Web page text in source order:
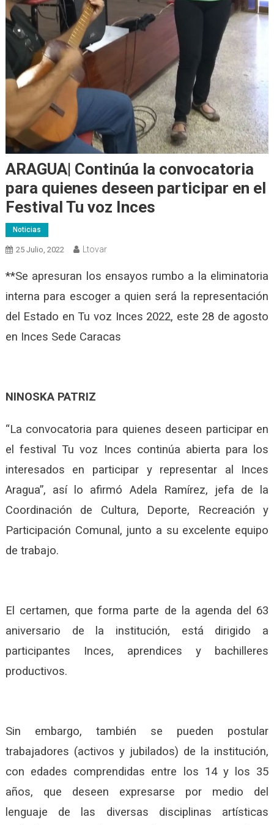
ARAGUA| Continúa la convocatoria
para quienes deseen participar en el
Festival Tu voz Inces
Noticias
25 Julio, 2022 Ltovar
**Se apresuran los ensayos rumbo a la eliminatoria
interna para escoger a quien será la representación
del Estado en Tu voz Inces 2022, este 28 de agosto
en Inces Sede Caracas
NINOSKA PATRIZ
“La convocatoria para quienes deseen participar en
el festival Tu voz Inces continúa abierta para los
interesados en participar y representar al Inces
Aragua”, así lo afirmó Adela Ramírez, jefa de la
Coordinación de Cultura, Deporte, Recreación y
Participación Comunal, junto a su excelente equipo
de trabajo.
El certamen, que forma parte de la agenda del 63
aniversario de la institución, está dirigido a
participantes Inces, aprendices y bachilleres
productivos.
Sin embargo, también se pueden postular
trabajadores (activos y jubilados) de la institución,
con edades comprendidas entre los 14 y los 35
años, que deseen expresarse por medio del
lenguaje de las diversas disciplinas artísticas